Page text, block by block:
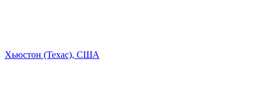
Хьюстон (Техас), США